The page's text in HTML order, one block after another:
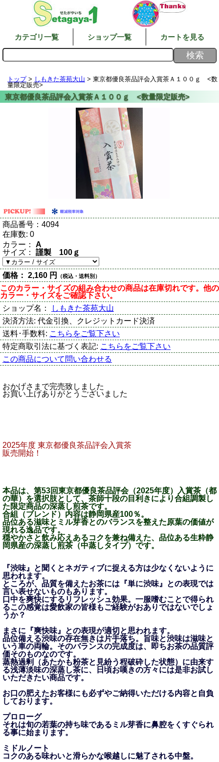
カテゴリ一覧 ショップ一覧 カートを見る
トップ> しもきた茶苑大山 > 東京都優良茶品評会入賞茶Ａ１００ｇ <数
量限定販売>
商品番号： 4094
在庫数: 0
カラー：
A
サイズ：
謹製 100ｇ
価格： 2,160 円 （税込・送料別）
このカラー・サイズの組み合わせの商品は在庫切れです。他の
カラー・サイズをご確認下さい。
ショップ名：
しもきた茶苑大山
決済方法: 代金引換、クレジットカード決済
送料･手数料: こちらをご覧下さい
特定商取引法に基づく表記: こちらをご覧下さい
この商品について問い合わせる
おかげさまで完売致しました
お買い上げありがとうございました
2025年度 東京都優良茶品評会入賞茶
販売開始！
本品は、第53回東京都優良茶品評会（2025年度）入賞茶（都
の華）を選択肢として、茶師十段の目利きにより合組調製し
た限定商品の深蒸し煎茶です。
合組（ブレンド）内容は静岡県産100％。
品位ある滋味とミル芽香とのバランスを整えた原葉の価値が
現れる逸品です。
穏やかさと飲み応えあるコクを兼ね備えた、品位ある生粋静
岡県産の深蒸し煎茶（中蒸しタイプ）です。
『渋味』と聞くとネガティブに捉える方は少なくないように
思われます。
ところが、品質を備えたお茶には『単に渋味』との表現では
言い表せないものもあります。
口中を爽快にするリフレッシュ効果。一服嗜むことで得られ
るこの感覚は愛飲家の皆様もご経験がおありではないでしょ
うか？
まさに『爽快味』との表現が適切と思われます。
品位備える渋味の存在無きは片手落ち。旨味と渋味は滋味と
いう車の両輪。そのバランスの完成度は、即ちお茶の品質評
価そのものなのです。
蒸熱過剰（あたかも粉茶と見紛う程破砕した状態）に由来す
る浅薄淡味の深蒸し茶に、日頃お嘆きの方々には是非お試し
いただきたい商品です。
お口の肥えたお客様にも必ずやご納得いただける内容と自負
しております。
プロローグ
それは旬の若葉の持ち味であるミル芽香に鼻腔をくすぐられ
る事に始まります。
ミドルノート
コクのある味わいと滑らかな喉越しに魅了される中盤。